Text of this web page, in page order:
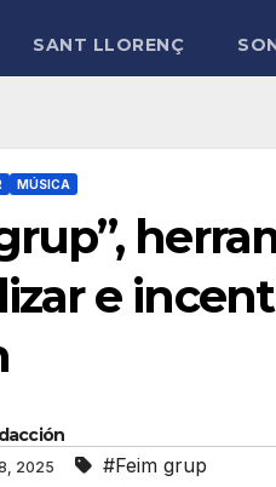
SANT LLORENÇ
MÚSICA
e
2025 #Feim grup